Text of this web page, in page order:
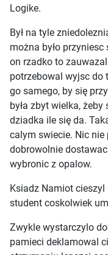
Logike.
Był na tyle
można było
on rzadko to
potrzebowal wyjsc
go samego, by się
była zbyt wielka,
dziadka ile się da.
calym swiecie. Nic
dobrowolnie
wybronic z opalow.
Ksiadz Namiot
student coskolwiek
Zwykle wystarczylo
pamieci deklamowal